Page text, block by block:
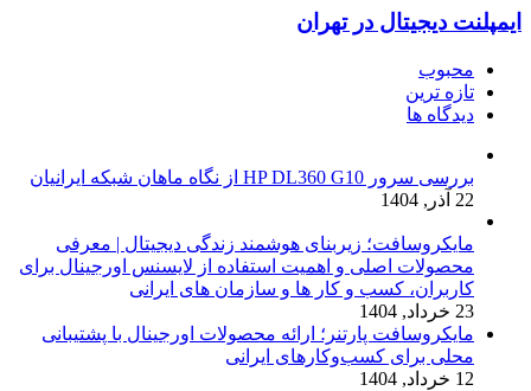
ایمپلنت دیجیتال در تهران
محبوب
تازه ترین
دیدگاه ها
بررسی سرور HP DL360 G10 از نگاه ماهان شبکه ایرانیان
22 آذر, 1404
مایکروسافت؛ زیربنای هوشمند زندگی دیجیتال | معرفی
محصولات اصلی و اهمیت استفاده از لایسنس اورجینال برای
کاربران، کسب و کار ها و سازمان های ایرانی
23 خرداد, 1404
مایکروسافت پارتنر؛ ارائه محصولات اورجینال با پشتیبانی
محلی برای کسب‌وکارهای ایرانی
12 خرداد, 1404